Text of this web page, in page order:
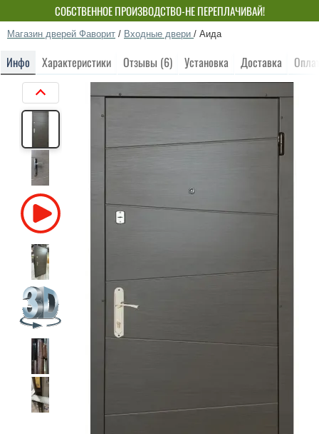
СОБСТВЕННОЕ ПРОИЗВОДСТВО-НЕ ПЕРЕПЛАЧИВАЙ!
Магазин дверей Фаворит / Входные двери / Аида
Инфо Характеристики Отзывы (6) Установка Доставка